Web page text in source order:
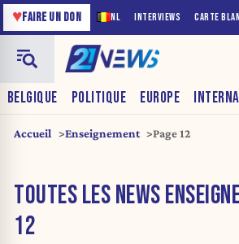
NL INTERVIEWS CARTE
♥FAIRE UN DON
BELGIQUE POLITIQUE EUROPE
Accueil Enseignement Page 12
TOUTES LES NEWS
12